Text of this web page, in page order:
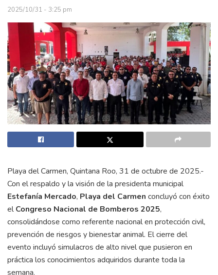
2025/10/31 - 3:25 pm
Playa del Carmen, Quintana Roo, 31 de octubre de 2025.-
Con el respaldo y la visión de la presidenta municipal
Estefanía Mercado, Playa del Carmen concluyó con éxito
elCongreso Nacional de Bomberos 2025,
consolidándose como referente nacional en protección civil,
prevención de riesgos y bienestar animal. El cierre del
evento incluyó simulacros de alto nivel que pusieron en
práctica los conocimientos adquiridos durante toda la
semana.